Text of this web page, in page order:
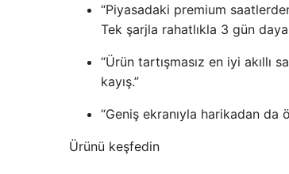
“Piyasadaki premium
Tek şarjla rahatlıkla 3 gün
“Ürün tartışmasız en iyi akıllı
kayış.”
“Geniş ekranıyla harikadan da
Ürünü keşfedin